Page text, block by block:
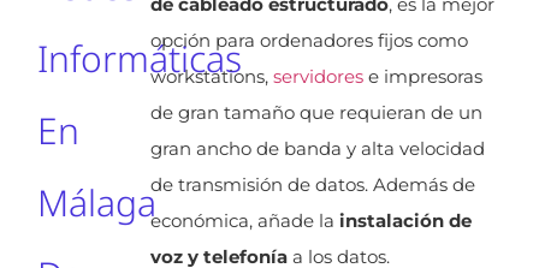
Informáticas
En
Málaga
opción para ordenadores fijos como
workstations, servidorese impresoras
de gran tamaño que requieran de un
gran ancho de banda y alta velocidad
de transmisión de datos. Además de
económica, añade la instalación de
voz y telefoníaa los datos.